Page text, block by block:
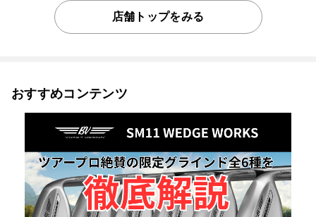
店舗トップをみる
おすすめコンテンツ